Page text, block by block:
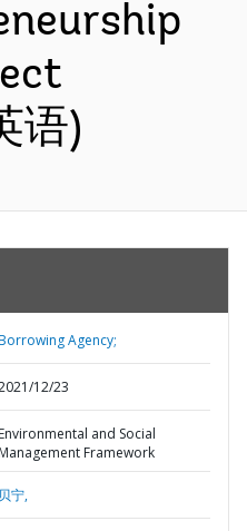
语)
Agency;
12/23
Environmental and Social
Management Framework
贝宁,